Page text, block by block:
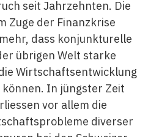
seit Jahrzehnten. Die
Zuge der Finanzkrise
dass konjunkturelle
übrigen Welt starke
Wirtschaftsentwicklung
können. In jüngster Zeit
vor allem die
diverser